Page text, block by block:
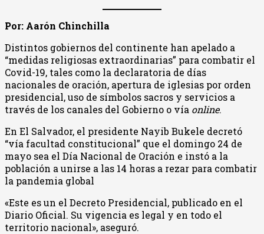
Por: Aarón Chinchilla
Distintos gobiernos del continente han apelado a
“medidas religiosas extraordinarias” para combatir el
Covid-19, tales como la declaratoria de días
nacionales de oración, apertura de iglesias por orden
presidencial, uso de símbolos sacros y servicios a
través de los canales del Gobierno o vía online.
En El Salvador, el presidente Nayib Bukele decretó
“vía facultad constitucional” que el domingo 24 de
mayo sea el Día Nacional de Oración e instó a la
población a unirse a las 14 horas a rezar para combatir
la pandemia global
«Este es un el Decreto Presidencial, publicado en el
Diario Oficial. Su vigencia es legal y en todo el
territorio nacional», aseguró.